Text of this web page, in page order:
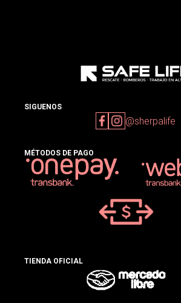
SIGUENOS
@sherpalife
MÉTODOS DE PAGO
TIENDA OFICIAL